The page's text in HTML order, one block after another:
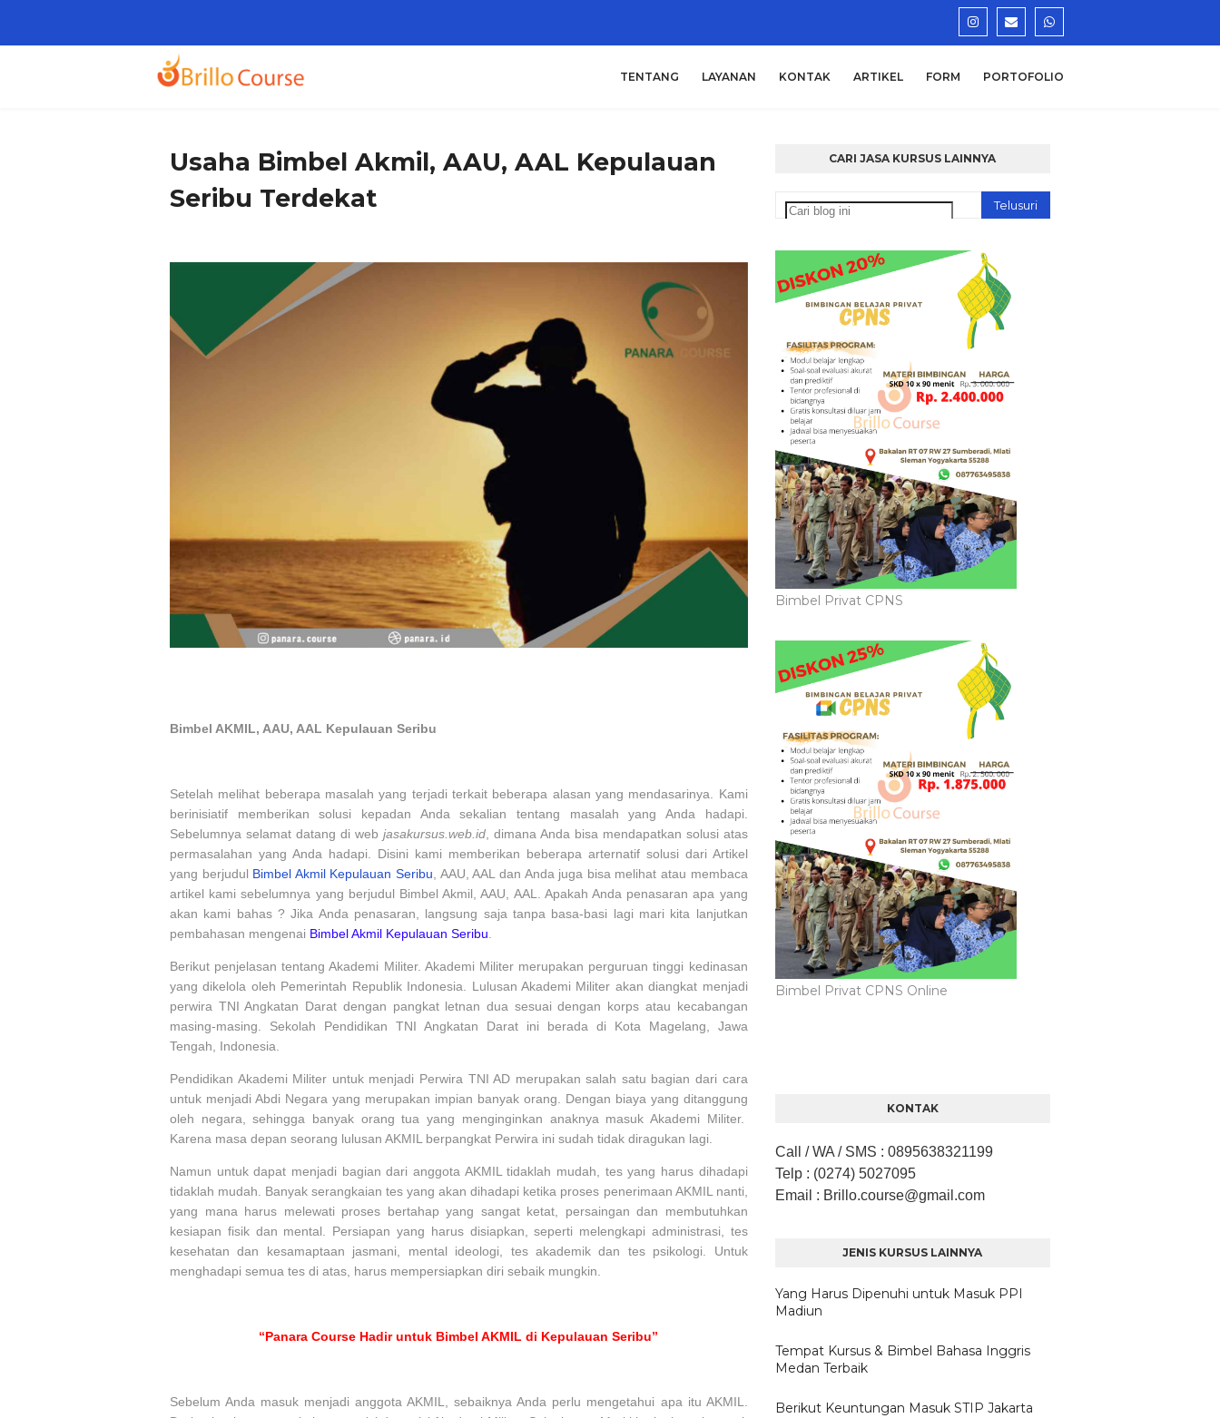
TENTANG LAYANAN KONTAK ARTIKEL FORM PORTOFOLIO
Usaha Bimbel Akmil, AAU, AAL Kepulauan
Seribu Terdekat
Bimbel AKMIL, AAU, AAL Kepulauan Seribu
Setelah melihat beberapa masalah yang terjadi terkait beberapa alasan yang mendasarinya. Kami
berinisiatif memberikan solusi kepadan Anda sekalian tentang masalah yang Anda hadapi.
Sebelumnya selamat datang di web jasakursus.web.id, dimana Anda bisa mendapatkan solusi atas
permasalahan yang Anda hadapi. Disini kami memberikan beberapa arternatif solusi dari Artikel
yang berjudul Bimbel Akmil Kepulauan Seribu, AAU, AAL dan Anda juga bisa melihat atau membaca
artikel kami sebelumnya yang berjudul Bimbel Akmil, AAU, AAL. Apakah Anda penasaran apa yang
akan kami bahas ? Jika Anda penasaran, langsung saja tanpa basa-basi lagi mari kita lanjutkan
pembahasan mengenai Bimbel Akmil Kepulauan Seribu.
Berikut penjelasan tentang Akademi Militer. Akademi Militer merupakan perguruan tinggi kedinasan
yang dikelola oleh Pemerintah Republik Indonesia. Lulusan Akademi Militer akan diangkat menjadi
perwira TNI Angkatan Darat dengan pangkat letnan dua sesuai dengan korps atau kecabangan
masing-masing. Sekolah Pendidikan TNI Angkatan Darat ini berada di Kota Magelang, Jawa
Tengah, Indonesia.
Pendidikan Akademi Militer untuk menjadi Perwira TNI AD merupakan salah satu bagian dari cara
untuk menjadi Abdi Negara yang merupakan impian banyak orang. Dengan biaya yang ditanggung
oleh negara, sehingga banyak orang tua yang menginginkan anaknya masuk Akademi Militer.
Karena masa depan seorang lulusan AKMIL berpangkat Perwira ini sudah tidak diragukan lagi.
Namun untuk dapat menjadi bagian dari anggota AKMIL tidaklah mudah, tes yang harus dihadapi
tidaklah mudah. Banyak serangkaian tes yang akan dihadapi ketika proses penerimaan AKMIL nanti,
yang mana harus melewati proses bertahap yang sangat ketat, persaingan dan membutuhkan
kesiapan fisik dan mental. Persiapan yang harus disiapkan, seperti melengkapi administrasi, tes
kesehatan dan kesamaptaan jasmani, mental ideologi, tes akademik dan tes psikologi. Untuk
menghadapi semua tes di atas, harus mempersiapkan diri sebaik mungkin.
“Panara Course Hadir untuk Bimbel AKMIL di Kepulauan Seribu”
Sebelum Anda masuk menjadi anggota AKMIL, sebaiknya Anda perlu mengetahui apa itu AKMIL.
CARI JASA KURSUS LAINNYA
Bimbel Privat CPNS
Bimbel Privat CPNS Online
KONTAK
Call / WA / SMS : 0895638321199
Telp : (0274) 5027095
Email : Brillo.course@gmail.com
JENIS KURSUS LAINNYA
Yang Harus Dipenuhi untuk Masuk PPI
Madiun
Tempat Kursus & Bimbel Bahasa Inggris
Medan Terbaik
Berikut Keuntungan Masuk STIP Jakarta